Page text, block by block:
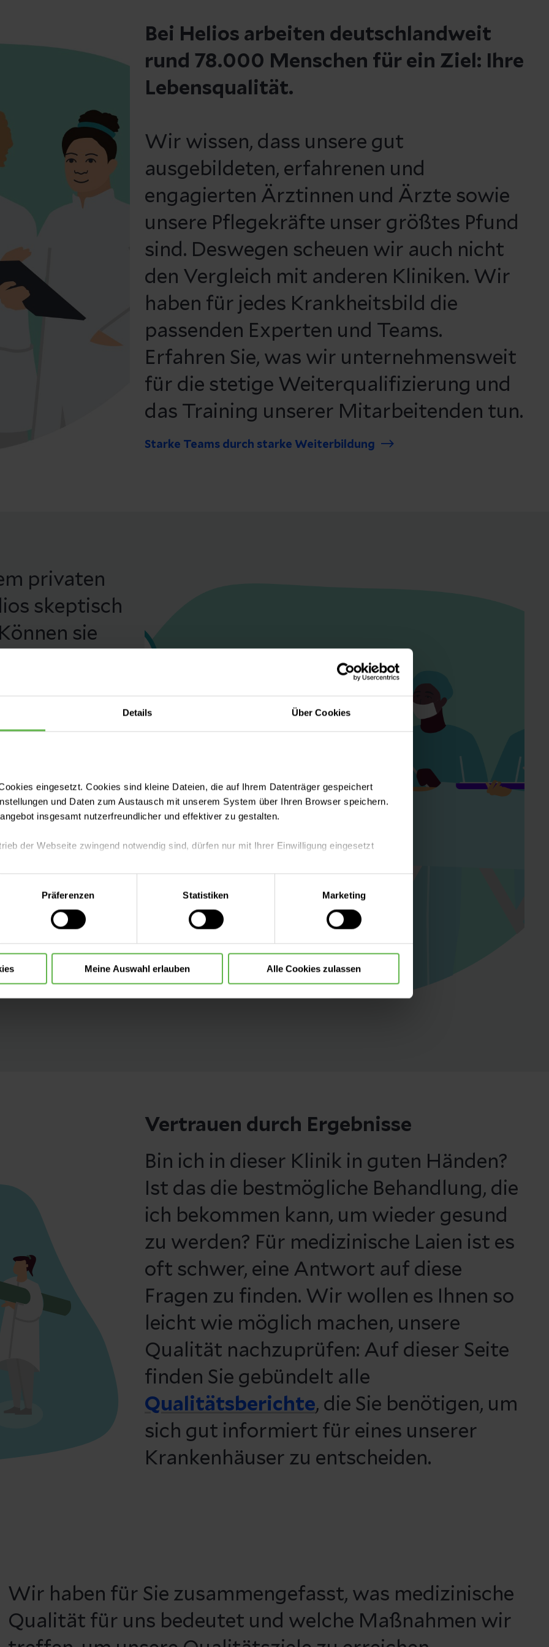
Details Über Cookies
eingesetzt. Cookies sind kleine Dateien, die auf Ihrem Datenträger gespeichert
und Daten zum Austausch mit unserem System über Ihren Browser speichern.
insgesamt nutzerfreundlicher und effektiver zu gestalten.
der Webseite zwingend notwendig sind, dürfen nur mit Ihrer Einwilligung eingesetzt
mit nur den notwendigen Cookies zu benutzen, eine individuelle Auswahl hinsichtlich der
treffen oder durch Auswahl von „Alle Cookies akzeptieren“ in die Verwendung aller Cookies
können Sie jederzeit ändern oder widerrufen.
Präferenzen Statistiken Marketing
Meine Auswahl erlauben Alle Cookies zulassen
Bei Helios arbeiten deutschlandweit
rund 78.000 Menschen für ein Ziel: Ihre
Lebensqualität.
Wir wissen, dass unsere gut
ausgebildeten, erfahrenen und
engagierten Ärztinnen und Ärzte sowie
unsere Pflegekräfte unser größtes Pfund
sind. Deswegen scheuen wir auch nicht
den Vergleich mit anderen Kliniken. Wir
haben für jedes Krankheitsbild die
passenden Experten und Teams.
Erfahren Sie, was wir unternehmensweit
für die stetige Weiterqualifizierung und
das Training unserer Mitarbeitenden tun.
Starke Teams durch starke Weiterbildung
privaten
skeptisch
sie
Jahre
von
gemacht
deutscher
wir in
Sicherheit
Vertrauen durch Ergebnisse
Bin ich in dieser Klinik in guten Händen?
Ist das die bestmögliche Behandlung, die
ich bekommen kann, um wieder gesund
zu werden? Für medizinische Laien ist es
oft schwer, eine Antwort auf diese
Fragen zu finden. Wir wollen es Ihnen so
leicht wie möglich machen, unsere
Qualität nachzuprüfen: Auf dieser Seite
finden Sie gebündelt alle
Qualitätsberichte, die Sie benötigen, um
sich gut informiert für eines unserer
Krankenhäuser zu entscheiden.
Wir haben für Sie zusammengefasst, was medizinische
Qualität für uns bedeutet und welche Maßnahmen wir